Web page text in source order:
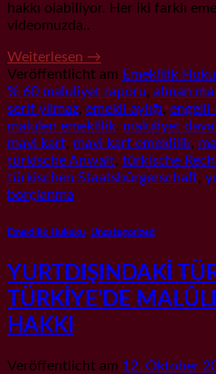
hakkı olabiliyor. Her iki farklı
videomuzda..
Weiterlesen →
Veröffentlicht am Emeklilik
% 60 maluliyet raporu, alman
serif yilmaz, emekli aylığı, engelli
malulen emeklilik, maluliyet
mavi kart, mavi kart emeklilik,
türkische Anwalt, türkische
türkischen Staatsbürgerschaft,
borçlanma
Emeklilik Hukuku Uncategorized
YURTDIŞINDAKİ
TÜRKİYE’DE
HAKKI
Veröffentlicht am 12. Oktober